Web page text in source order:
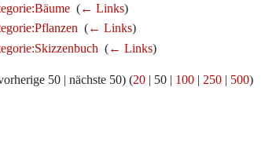
‎ (← Links)
‎ (← Links)
(← Links)
50 | nächste 50) (20 | 50 | 100 | 250 | 500)